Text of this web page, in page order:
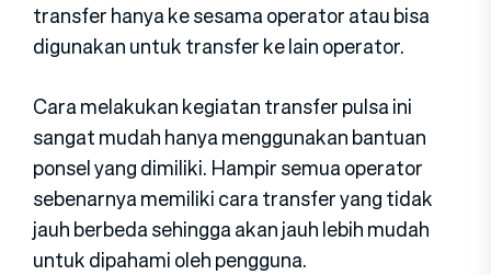
transfer hanya ke sesama operator atau bisa
digunakan untuk transfer ke lain operator.
Cara melakukan kegiatan transfer pulsa ini
sangat mudah hanya menggunakan bantuan
ponsel yang dimiliki. Hampir semua operator
sebenarnya memiliki cara transfer yang tidak
jauh berbeda sehingga akan jauh lebih mudah
untuk dipahami oleh pengguna.